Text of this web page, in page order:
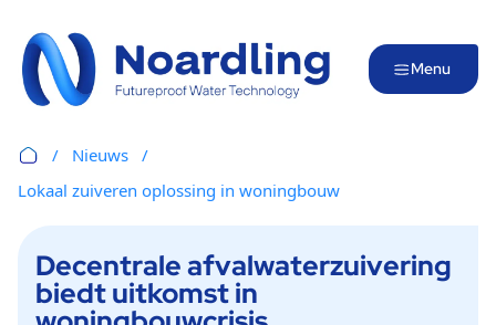
Menu
Nieuws
Lokaal zuiveren oplossing in woningbouw
Decentrale afvalwaterzuivering
biedt uitkomst in